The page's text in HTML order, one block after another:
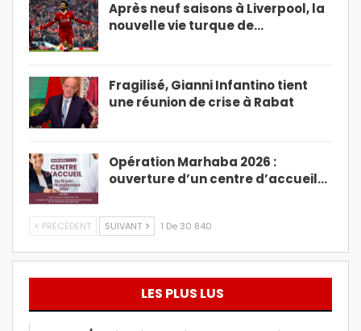
Après neuf saisons à Liverpool, la
nouvelle vie turque de…
Fragilisé, Gianni Infantino tient
une réunion de crise à Rabat
Opération Marhaba 2026 :
ouverture d’un centre d’accueil…
PRÉCÉDENT SUIVANT 1 De 30 840
LES PLUS LUS